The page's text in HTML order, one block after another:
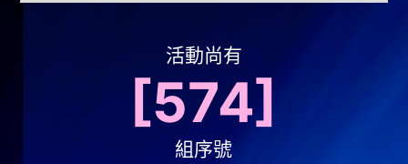
活動尚有
574
組序號